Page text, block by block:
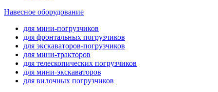
Навесное оборудование
для мини-погрузчиков
для фронтальных погрузчиков
для экскаваторов-погрузчиков
для мини-тракторов
для телескопических погрузчиков
для мини-экскаваторов
для вилочных погрузчиков